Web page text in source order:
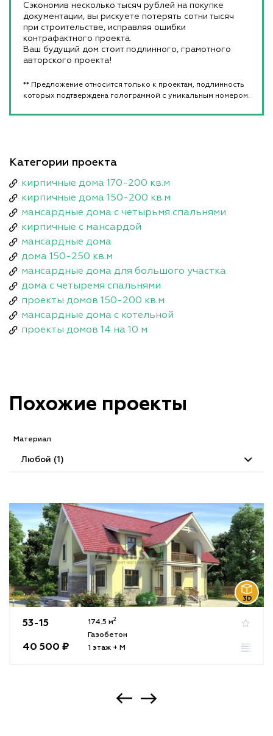
Сэкономив несколько тысяч рублей на покупке
документации, вы рискуете потерять сотни тысяч
при строительстве, исправляя ошибки
контрафактного проекта.
Ваш будущий дом стоит подлинного, грамотного
авторского проекта!
** Предложение относится только к проектам, подлинность
которых подтверждена голограммой с уникальным номером.
Категории проекта
кирпичные дома 170-200 кв.м
кирпичные дома 150-200 кв.м
мансардные дома с четырьмя спальнями
кирпичные с мансардой
мансардные дома
дома 150-250 кв.м
мансардные дома для большого участка
дома с четыремя спальнями
проекты домов 150-200 кв.м
мансардные дома с котельной
проекты домов 14 на 10 м
Похожие проекты
Материал
Любой (1)
53-15
40 500 ₽
174.5 м2
Газобетон
1 этаж + М